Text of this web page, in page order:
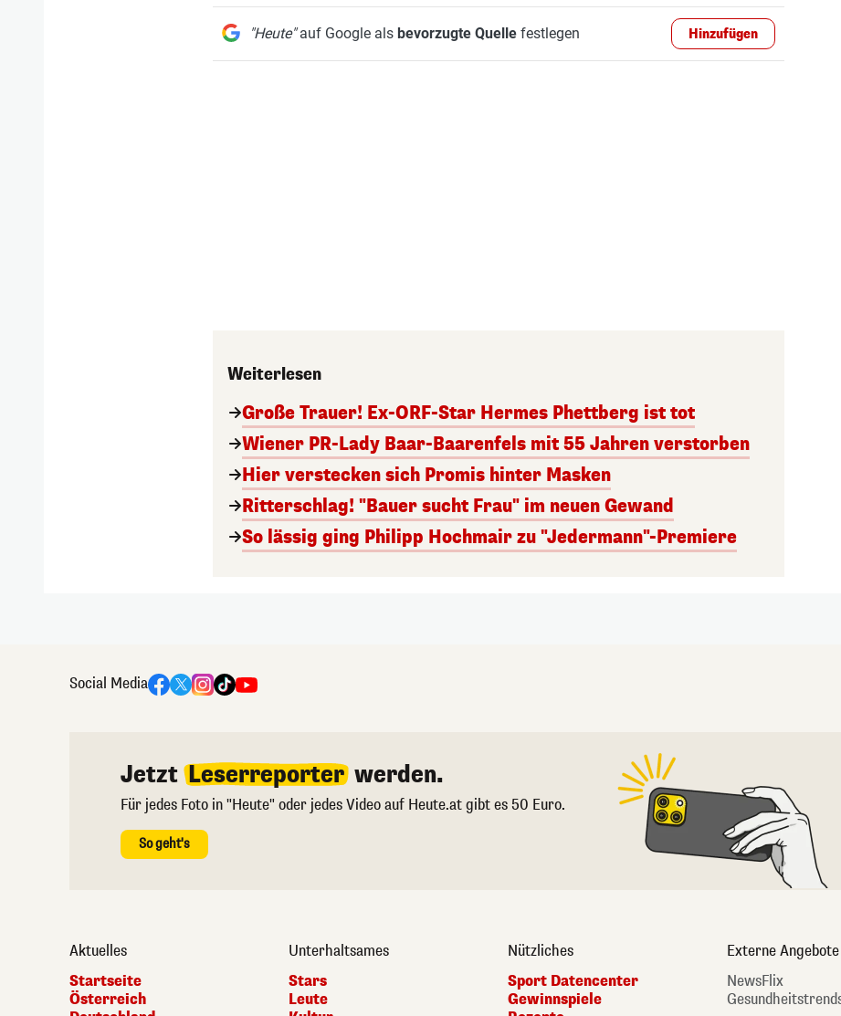
"Heute"auf Google als bevorzugte Quellefestlegen Hinzufügen
Weiterlesen
Große Trauer! Ex-ORF-Star Hermes Phettberg ist tot
Wiener PR-Lady Baar-Baarenfels mit 55 Jahren verstorben
Hier verstecken sich Promis hinter Masken
Ritterschlag! "Bauer sucht Frau" im neuen Gewand
So lässig ging Philipp Hochmair zu "Jedermann"-Premiere
Social Media
Jetzt Leserreporter werden.
Für jedes Foto in "Heute" oder jedes Video auf Heute.at gibt es 50 Euro.
So geht's
Aktuelles
Startseite
Österreich
Unterhaltsames
Stars
Leute
Nützliches
Sport Datencenter
Gewinnspiele
Externe Angebote
NewsFlix